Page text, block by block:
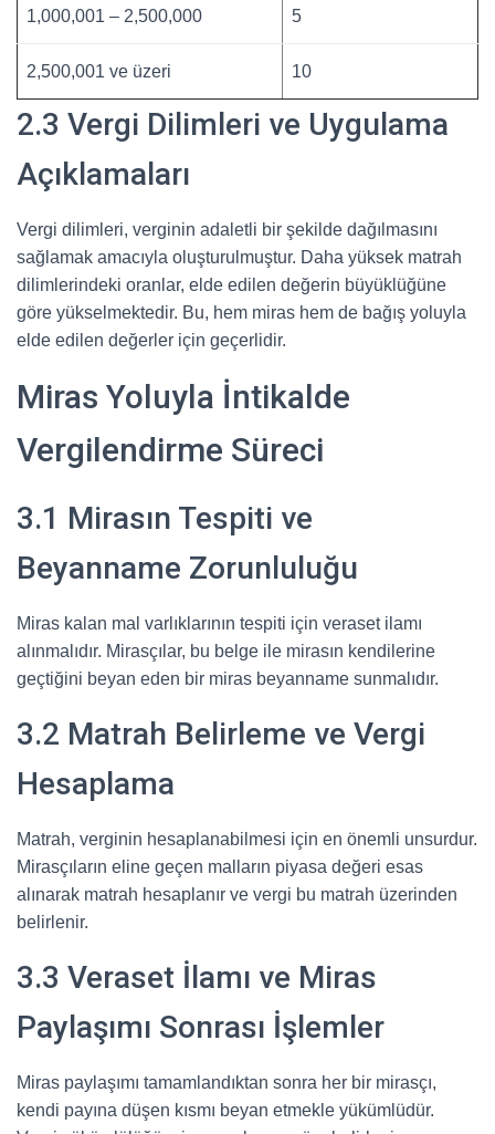
1,000,001 – 2,500,000 5
2,500,001 ve üzeri 10
2.3 Vergi Dilimleri ve Uygulama
Açıklamaları
Vergi dilimleri, verginin adaletli bir şekilde dağılmasını
sağlamak amacıyla oluşturulmuştur. Daha yüksek matrah
dilimlerindeki oranlar, elde edilen değerin büyüklüğüne
göre yükselmektedir. Bu, hem miras hem de bağış yoluyla
elde edilen değerler için geçerlidir.
Miras Yoluyla İntikalde
Vergilendirme Süreci
3.1 Mirasın Tespiti ve
Beyanname Zorunluluğu
Miras kalan mal varlıklarının tespiti için veraset ilamı
alınmalıdır. Mirasçılar, bu belge ile mirasın kendilerine
geçtiğini beyan eden bir miras beyanname sunmalıdır.
3.2 Matrah Belirleme ve Vergi
Hesaplama
Matrah, verginin hesaplanabilmesi için en önemli unsurdur.
Mirasçıların eline geçen malların piyasa değeri esas
alınarak matrah hesaplanır ve vergi bu matrah üzerinden
belirlenir.
3.3 Veraset İlamı ve Miras
Paylaşımı Sonrası İşlemler
Miras paylaşımı tamamlandıktan sonra her bir mirasçı,
kendi payına düşen kısmı beyan etmekle yükümlüdür.